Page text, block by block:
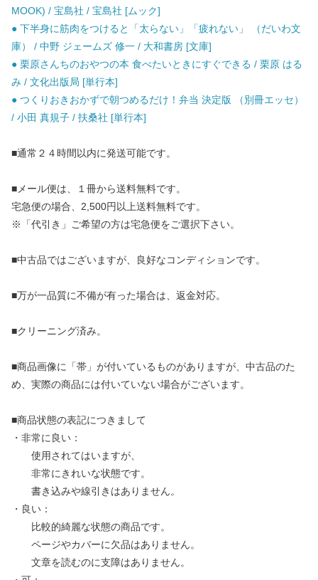
MOOK) / 宝島社 / 宝島社 [ムック]
● 下半身に筋肉をつけると「太らない」「疲れない」 （だいわ文
庫） / 中野 ジェームズ 修一 / 大和書房 [文庫]
● 栗原さんちのおやつの本 食べたいときにすぐできる / 栗原 はる
み / 文化出版局 [単行本]
● つくりおきおかずで朝つめるだけ！弁当 決定版 （別冊エッセ）
/ 小田 真規子 / 扶桑社 [単行本]
■通常２４時間以内に発送可能です。
■メール便は、１冊から送料無料です。
宅急便の場合、2,500円以上送料無料です。
※「代引き」ご希望の方は宅急便をご選択下さい。
■中古品ではございますが、良好なコンディションです。
■万が一品質に不備が有った場合は、返金対応。
■クリーニング済み。
■商品画像に「帯」が付いているものがありますが、中古品のた
め、実際の商品には付いていない場合がございます。
■商品状態の表記につきまして
・非常に良い：
使用されてはいますが、
非常にきれいな状態です。
書き込みや線引きはありません。
・良い：
比較的綺麗な状態の商品です。
ページやカバーに欠品はありません。
文章を読むのに支障はありません。